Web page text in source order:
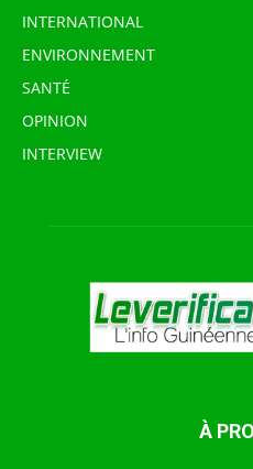
INTERNATIONAL
ENVIRONNEMENT
SANTÉ
OPINION
INTERVIEW
À